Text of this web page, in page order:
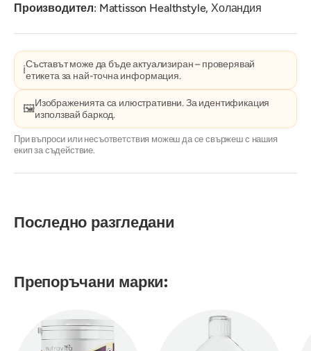
Производител: Mattisson Healthstyle, Холандия
ℹ️Съставът може да бъде актуализиран – проверявай
етикета за най-точна информация.
🖼️Изображенията са илюстративни. За идентификация
използвай баркод.
При въпроси или несъответствия можеш да се свържеш с нашия
екип за съдействие.
Последно разгледани
Препоръчани марки: